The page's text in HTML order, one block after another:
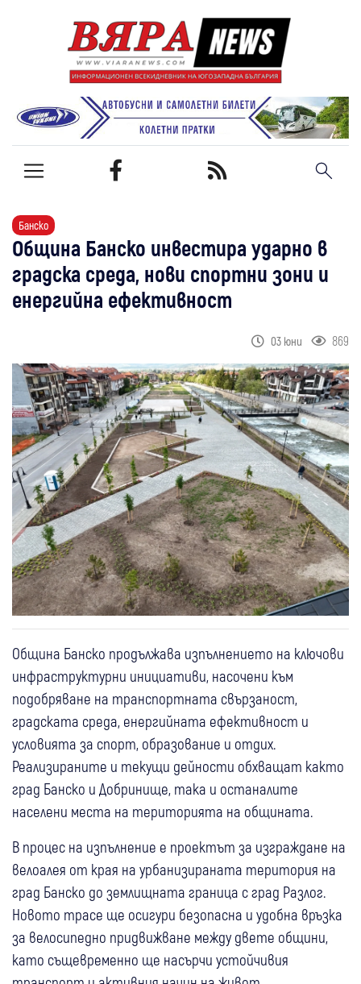
Банско
Община Банско инвестира ударно в
градска среда, нови спортни зони и
енергийна ефективност
03 юни 869
Община Банско продължава изпълнението на ключови
инфраструктурни инициативи, насочени към
подобряване на транспортната свързаност,
градската среда, енергийната ефективност и
условията за спорт, образование и отдих.
Реализираните и текущи дейности обхващат както
град Банско и Добринище, така и останалите
населени места на територията на общината.
В процес на изпълнение е проектът за изграждане на
велоалея от края на урбанизираната територия на
град Банско до землищната граница с град Разлог.
Новото трасе ще осигури безопасна и удобна връзка
за велосипедно придвижване между двете общини,
като същевременно ще насърчи устойчивия